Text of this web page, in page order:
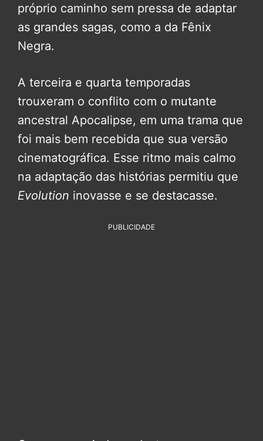
próprio caminho sem pressa de adaptar
as grandes sagas, como a da Fênix
Negra.
A terceira e quarta temporadas
trouxeram o conflito com o mutante
ancestral Apocalipse, em uma trama que
foi mais bem recebida que sua versão
cinematográfica. Esse ritmo mais calmo
na adaptação das histórias permitiu que
Evolution inovasse e se destacasse.
PUBLICIDADE